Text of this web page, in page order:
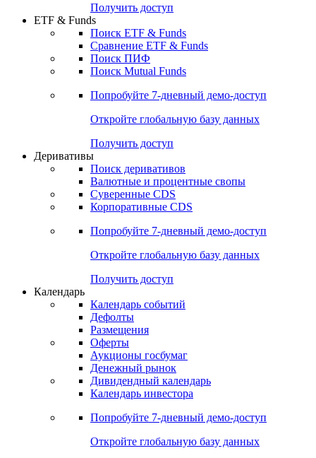
Получить доступ
ETF & Funds
Поиск ETF & Funds
Сравнение ETF & Funds
Поиск ПИФ
Поиск Mutual Funds
Попробуйте 7-дневный демо-доступ
Откройте глобальную базу данных
Получить доступ
Деривативы
Поиск деривативов
Валютные и процентные свопы
Суверенные CDS
Корпоративные CDS
Попробуйте 7-дневный демо-доступ
Откройте глобальную базу данных
Получить доступ
Календарь
Календарь событий
Дефолты
Размещения
Оферты
Аукционы госбумаг
Денежный рынок
Дивидендный календарь
Календарь инвестора
Попробуйте 7-дневный демо-доступ
Откройте глобальную базу данных